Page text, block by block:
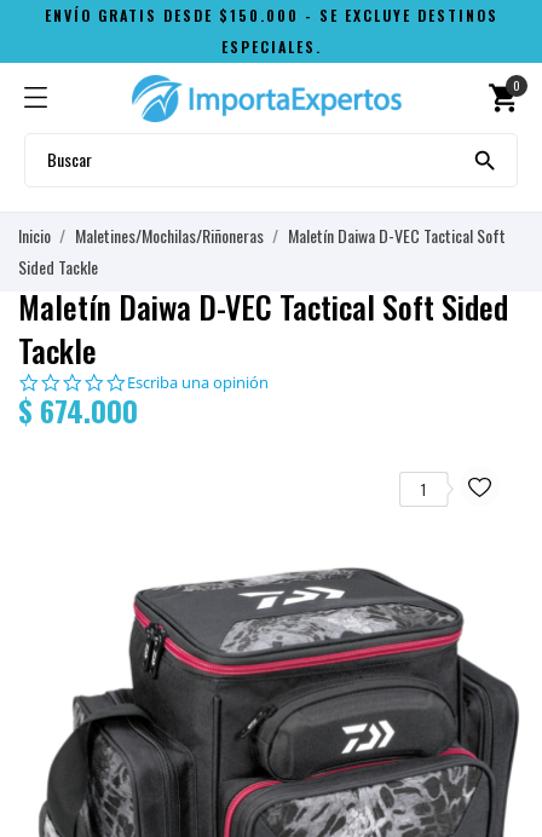
ENVÍO GRATIS DESDE $150.000 - SE EXCLUYE DESTINOS
ESPECIALES.
shopping_cart
0

Inicio Maletines/Mochilas/Riñoneras
Maletín Daiwa D-VEC Tactical Soft
Sided Tackle
Maletín Daiwa D-VEC Tactical Soft Sided
Tackle
0.0
star
rating
Escriba una opinión
$ 674.000
1